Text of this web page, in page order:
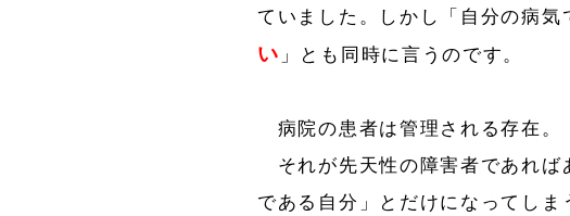
ていました。しかし「自分の病気
い 」とも同時に言うのです。
病院の患者は管理される存在。
それが先天性の障害者であれば
である自分」とだけになってしま